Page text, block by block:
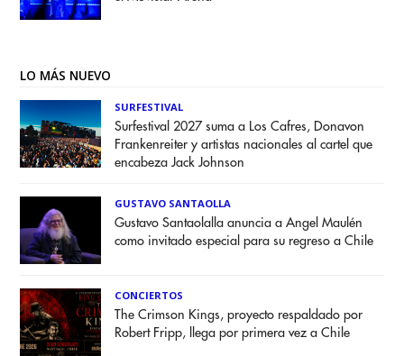
LO MÁS NUEVO
SURFESTIVAL
Surfestival 2027 suma a Los Cafres, Donavon
Frankenreiter y artistas nacionales al cartel que
encabeza Jack Johnson
GUSTAVO SANTAOLLA
Gustavo Santaolalla anuncia a Angel Maulén
como invitado especial para su regreso a Chile
CONCIERTOS
The Crimson Kings, proyecto respaldado por
Robert Fripp, llega por primera vez a Chile